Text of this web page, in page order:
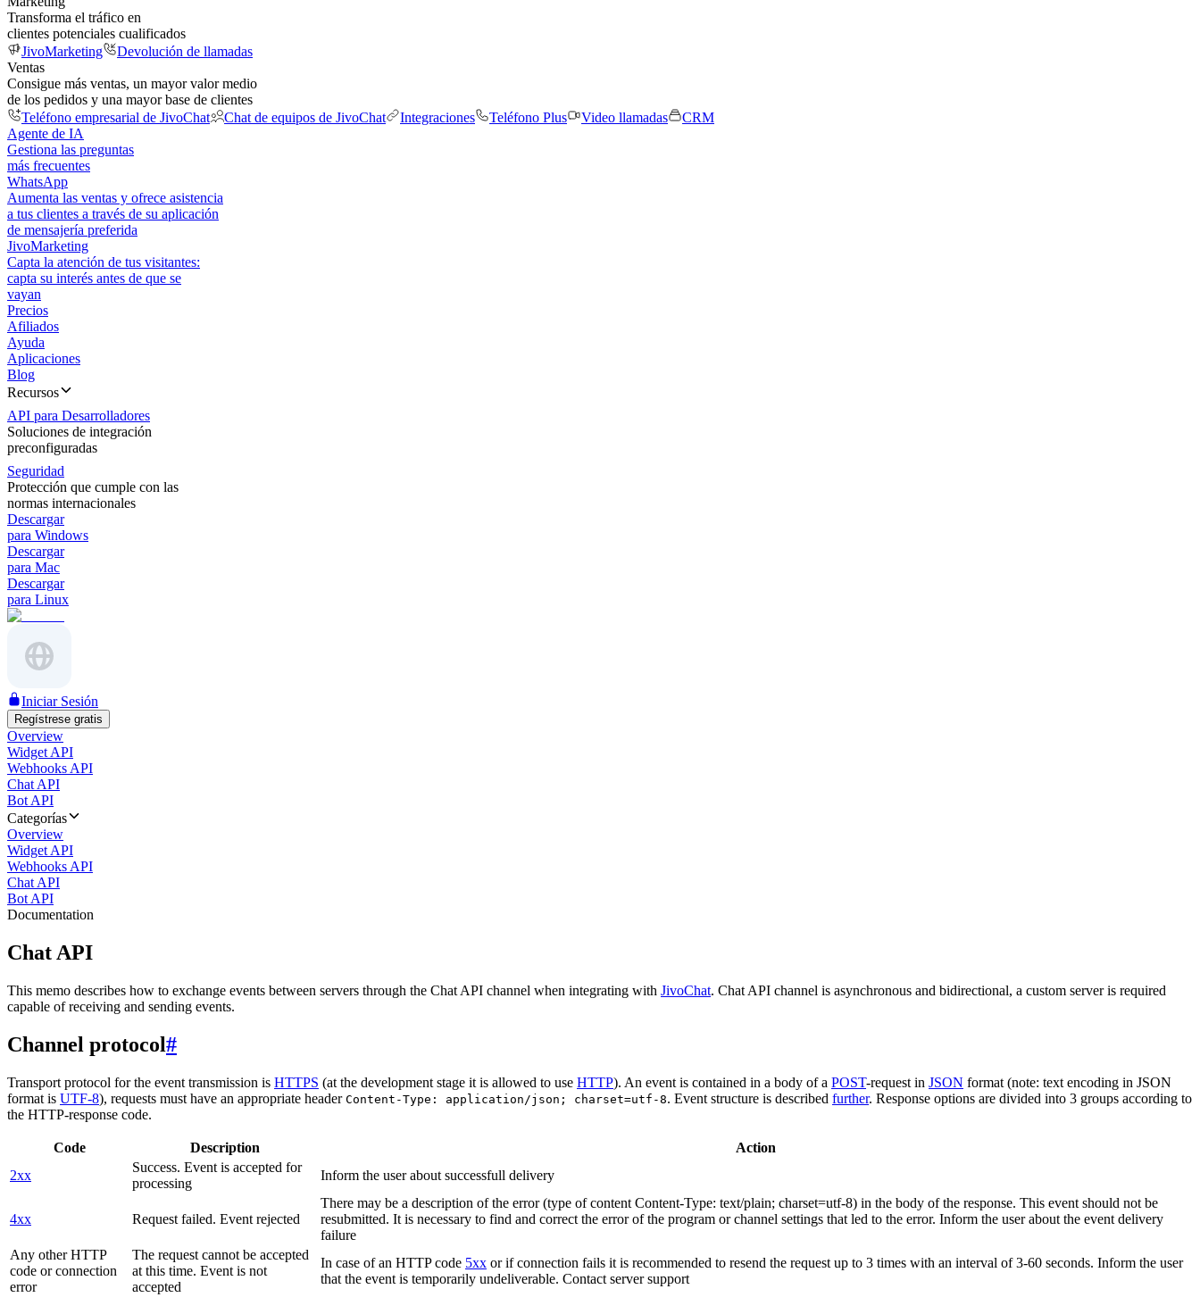
Transforma el tráfico en
clientes potenciales cualificados
JivoMarketing
Devolución de llamadas
Ventas
Consigue más ventas, un mayor valor medio
de los pedidos y una mayor base de clientes
Teléfono empresarial de JivoChat
Chat de equipos de JivoChat Integraciones Teléfono Plus Video llamadas
CRM
Agente de IA
Gestiona las preguntas
más frecuentes
WhatsApp
Aumenta las ventas y ofrece asistencia
a tus clientes a través de su aplicación
de mensajería preferida
JivoMarketing
Capta la atención de tus visitantes:
capta su interés antes de que se
vayan
Precios
Afiliados
Ayuda
Aplicaciones
Blog
Recursos
API para Desarrolladores
Soluciones de integración
preconfiguradas
Seguridad
Protección que cumple con las
normas internacionales
Descargar
para Windows
Descargar
para Mac
Descargar
para Linux
Iniciar Sesión
Regístrese gratis
Overview
Widget API
Webhooks API
Chat API
Bot API
Categorías
Overview
Widget API
Webhooks API
Chat API
Bot API
Documentation
Chat API
This memo describes how to exchange events between servers through the Chat API channel when integrating with JivoChat. Chat API channel is asynchronous and bidirectional, a custom server is required
capable of receiving and sending events.
Channel protocol#
Transport protocol for the event transmission is HTTPS (at the development stage it is allowed to use HTTP). An event is contained in a body of a POST-request in JSON format (note: text encoding in JSON
format is UTF-8), requests must have an appropriate header Content-Type: application/json; charset=utf-8. Event structure is described further. Response options are divided into 3 groups according to
the HTTP-response code.
Code Description
Action
2xx
Success. Event is accepted for
processing
Inform the user about successfull delivery
4xx Request failed. Event rejected
There may be a description of the error (type of content Content-Type: text/plain; charset=utf-8) in the body of the response. This event should not be
resubmitted. It is necessary to find and correct the error of the program or channel settings that led to the error. Inform the user about the event delivery
failure
Any other HTTP
code or connection
error
The request cannot be accepted
at this time. Event is not
accepted
In case of an HTTP code 5xx or if connection fails it is recommended to resend the request up to 3 times with an interval of 3-60 seconds. Inform the user
that the event is temporarily undeliverable. Contact server support